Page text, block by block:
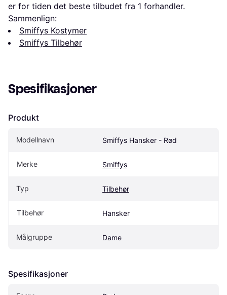
er for tiden det beste tilbudet fra 1 forhandler.
Sammenlign:
Smiffys Kostymer
Smiffys Tilbehør
Spesifikasjoner
Produkt
Modellnavn Smiffys Hansker - Rød
Merke Smiffys
Typ Tilbehør
Tilbehør Hansker
Målgruppe Dame
Spesifikasjoner